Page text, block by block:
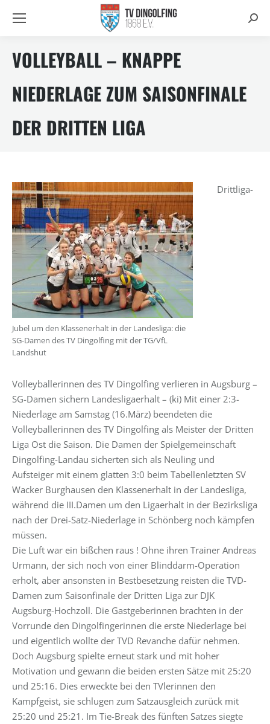
VOLLEYBALL – KNAPPE
NIEDERLAGE ZUM SAISONFINALE
DER DRITTEN LIGA
Jubel um den Klassenerhalt in der Landesliga: die
SG-Damen des TV Dingolfing mit der TG/VfL
Landshut
Drittliga-
Volleyballerinnen des TV Dingolfing verlieren in Augsburg –
SG-Damen sichern Landesligaerhalt – (ki) Mit einer 2:3-
Niederlage am Samstag (16.März) beendeten die
Volleyballerinnen des TV Dingolfing als Meister der Dritten
Liga Ost die Saison. Die Damen der Spielgemeinschaft
Dingolfing-Landau sicherten sich als Neuling und
Aufsteiger mit einem glatten 3:0 beim Tabellenletzten SV
Wacker Burghausen den Klassenerhalt in der Landesliga,
während die III.Damen um den Ligaerhalt in der Bezirksliga
nach der Drei-Satz-Niederlage in Schönberg noch kämpfen
müssen.
Die Luft war ein bißchen raus ! Ohne ihren Trainer Andreas
Urmann, der sich noch von einer Blinddarm-Operation
erholt, aber ansonsten in Bestbesetzung reisten die TVD-
Damen zum Saisonfinale der Dritten Liga zur DJK
Augsburg-Hochzoll. Die Gastgeberinnen brachten in der
Vorrunde den Dingolfingerinnen die erste Niederlage bei
und eigentlich wollte der TVD Revanche dafür nehmen.
Doch Augsburg spielte erneut stark und mit hoher
Motivation und gewann die beiden ersten Sätze mit 25:20
und 25:16. Dies erweckte bei den TVlerinnen den
Kampfgeist, sie schlugen zum Satzausgleich zurück mit
25:20 und 25:21. Im Tie-Break des fünften Satzes siegte